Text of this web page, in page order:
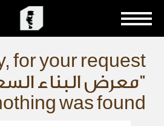
"معرض البناء
was found.